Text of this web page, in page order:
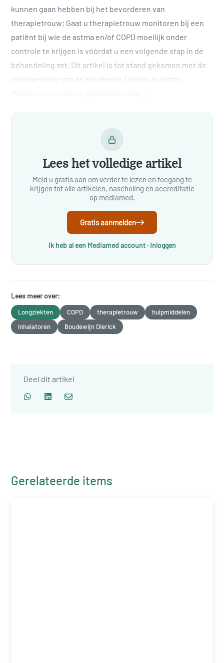
kunnen gaan hebben bij het bevorderen van
therapietrouw; Gaat u therapietrouw monitoren bij een
patiënt bij wie de astma en/of COPD moeilijk onder
controle te krijgen is vóórdat u een volgende stap in de
behandeling zet. Dit artikel is tot stand gekomen met de
medewerking van dr. Boudewijn Dierick, huisarts,
Lees het volledige artikel
Meld u gratis aan om verder te lezen en toegang te
krijgen tot alle artikelen, nascholing en accreditatie
op mediamed.
Gratis aanmelden
Ik heb al een Mediamed account · Inloggen
Lees meer over:
Longziekten COPD therapietrouw
hulpmiddelen
inhalatoren
Boudewijn Dierick
Deel dit artikel
Gerelateerde items